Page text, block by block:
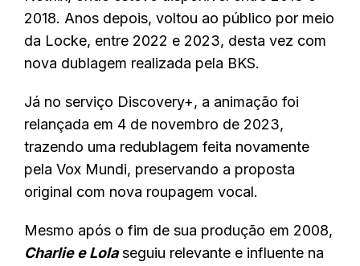
2018. Anos depois, voltou ao público por meio
da Locke, entre 2022 e 2023, desta vez com
nova dublagem realizada pela BKS.
Já no serviço Discovery+, a animação foi
relançada em 4 de novembro de 2023,
trazendo uma redublagem feita novamente
pela Vox Mundi, preservando a proposta
original com nova roupagem vocal.
Mesmo após o fim de sua produção em 2008,
Charlie e Lolaseguiu relevante e influente na